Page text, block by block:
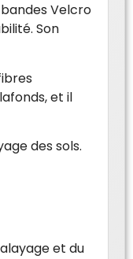
Velcro
Son
et il
des sols.
et du